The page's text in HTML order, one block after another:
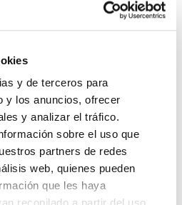
y de terceros para
y los anuncios, ofrecer
y analizar el tráfico.
sobre el uso que
partners de redes
web, quienes pueden
que les haya